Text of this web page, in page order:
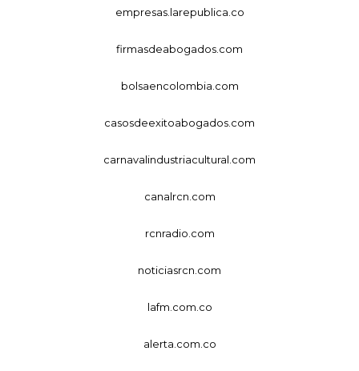
empresas.larepublica.co
firmasdeabogados.com
bolsaencolombia.com
casosdeexitoabogados.com
carnavalindustriacultural.com
canalrcn.com
rcnradio.com
noticiasrcn.com
lafm.com.co
alerta.com.co